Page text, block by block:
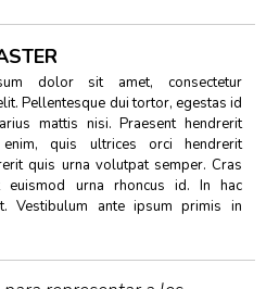
dolor sit amet, consectetur
Pellentesque dui tortor, egestas id
mattis nisi. Praesent hendrerit
enim, quis ultrices orci hendrerit
quis urna volutpat semper. Cras
euismod urna rhoncus id. In hac
Vestibulum ante ipsum primis in